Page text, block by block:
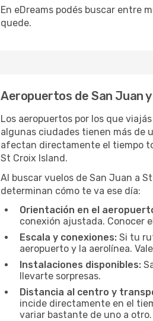
En eDreams podés buscar entre
quede.
Aeropuertos de San Juan
Los aeropuertos por los que
algunas ciudades tienen más de
afectan directamente el tiempo
St Croix Island.
Al buscar vuelos de San Juan a
determinan cómo te va ese día:
Orientación en el
conexión ajustada. Conocer
Escala y conexiones: Si tu
aeropuerto y la aerolínea.
Instalaciones disponibles:
llevarte sorpresas.
Distancia al centro y
incide directamente en el
variar bastante de uno a otro.